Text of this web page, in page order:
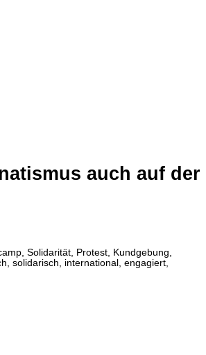
auch auf der
Solidarität, Protest, Kundgebung,
solidarisch, international, engagiert,